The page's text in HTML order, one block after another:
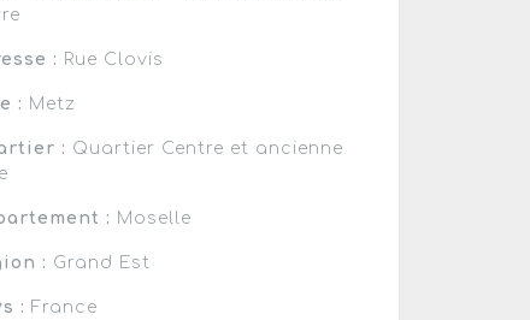
: Rue Clovis
: Metz
: Quartier Centre et ancienne
: Moselle
: Grand Est
: France